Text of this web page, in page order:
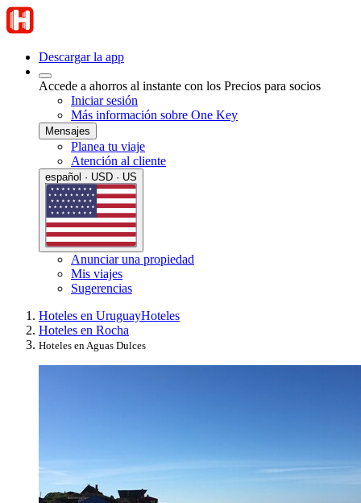
Descargar la app
Accede a ahorros al instante con los Precios para socios
Iniciar sesión
Más información sobre One Key
Mensajes
Planea tu viaje
Atención al cliente
español · USD · US
Anunciar una propiedad
Mis viajes
Sugerencias
Hoteles en UruguayHoteles
Hoteles en Rocha
Hoteles en Aguas Dulces